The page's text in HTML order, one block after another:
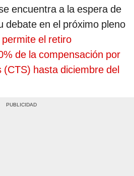
encuentra a la espera de
debate en el próximo pleno
el retiro
de la compensación por
hasta diciembre del